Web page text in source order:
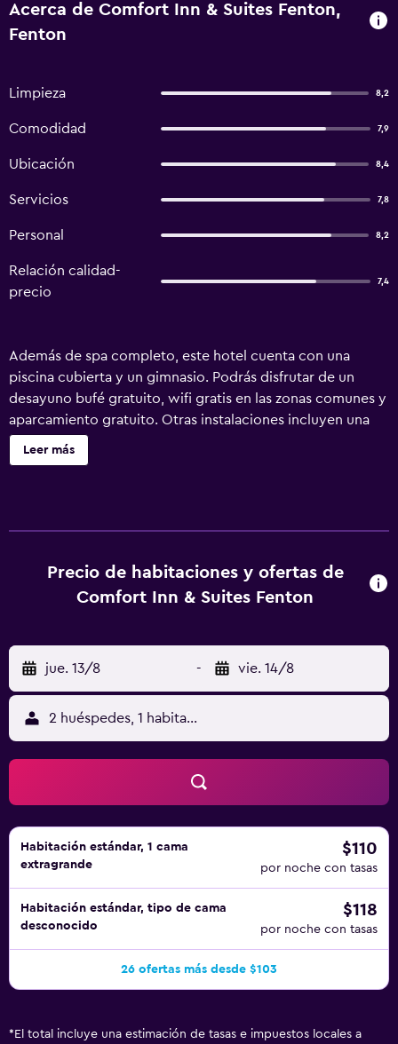
Acerca de Comfort Inn & Suites Fenton,
Fenton
Limpieza 8,2
Comodidad 7,9
Ubicación 8,4
Servicios 7,8
Personal 8,2
Relación calidad-
precio
7,4
Además de spa completo, este hotel cuenta con una
piscina cubierta y un gimnasio. Podrás disfrutar de un
desayuno bufé gratuito, wifi gratis en las zonas comunes y
aparcamiento gratuito. Otras instalaciones incluyen una
bañera de hidromasaje, café o té en las zonas comunes y
un centro de negocios. Comfort Inn & Suites Fenton
bañera o ducha y secador de pelo. Se ofrece una
televisión de pantalla plana de 49 pulgadas con canales
gratuitas (pueden existir restricciones). Las habitaciones
también incluyen tabla de planchar con plancha y cortinas
opacas. Se ofrece servicio de limpieza todos los días. En el
alojamiento hay piscina cubierta y bañera de hidromasaje.
Otros servicios de ocio y esparcimiento incluyen
gimnasio.
Leer más
Precio de habitaciones y ofertas de
Comfort Inn & Suites Fenton
jue. 13/8 - vie. 14/8
2 huéspedes, 1 habitación
Habitación estándar, 1 cama
extragrande
$110
por noche con tasas
Habitación estándar, tipo de cama
desconocido
$118
por noche con tasas
26 ofertas más desde $103
* El total incluye una estimación de tasas e impuestos locales a